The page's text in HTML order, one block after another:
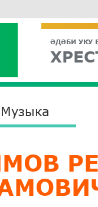
ӘДӘБИ УКУ
Музыка